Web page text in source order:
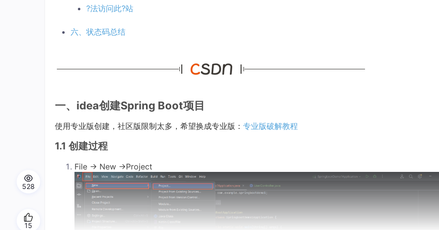
?法访问此?站
六、状态码总结
一、idea创建Spring Boot项目
使用专业版创建，社区版限制太多，希望换成专业版： 专业版破解教程
1.1 创建过程
File -> New ->Project
528
15